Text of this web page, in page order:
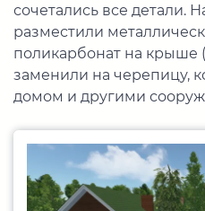
сочетались все детали.
разместили
поликарбонат на крыше
заменили на черепицу,
домом и другими